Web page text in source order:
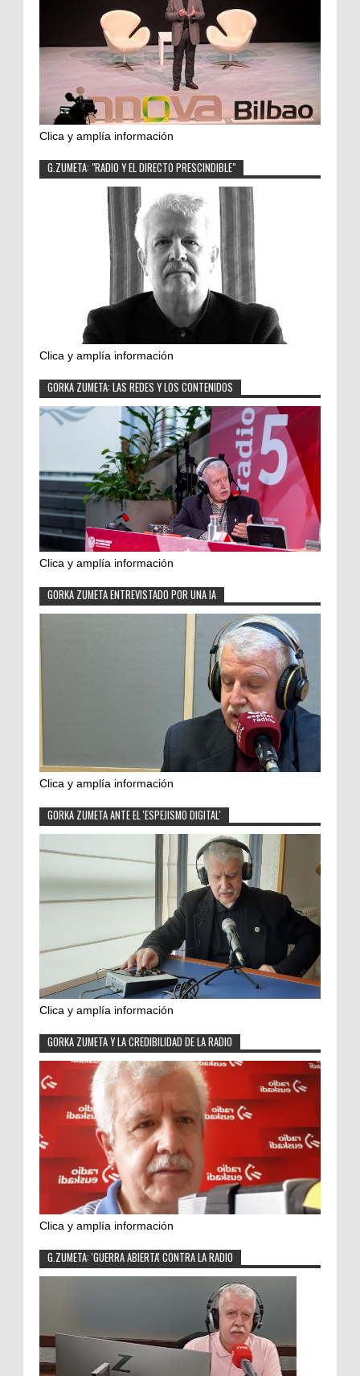
Clica y amplía información
G.ZUMETA: "RADIO Y EL DIRECTO PRESCINDIBLE"
Clica y amplía información
GORKA ZUMETA: LAS REDES Y LOS CONTENIDOS
Clica y amplía información
GORKA ZUMETA ENTREVISTADO POR UNA IA
Clica y amplía información
GORKA ZUMETA ANTE EL 'ESPEJISMO DIGITAL'
Clica y amplía información
GORKA ZUMETA Y LA CREDIBILIDAD DE LA RADIO
Clica y amplía información
G.ZUMETA: 'GUERRA ABIERTA' CONTRA LA RADIO